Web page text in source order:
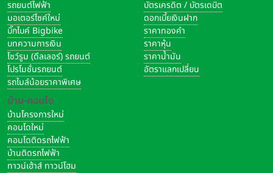
รถยนต์ไฟฟ้า
มอเตอร์ไซค์ใหม่
บิ๊กไบค์ Bigbike
บทความการเงิน
โชว์รูม (ดีลเลอร์) รถยนต์
โปรโมชั่นรถยนต์
รถไมล์น้อยราคาพิเศษ
บ้าน-คอนโด
บ้านโครงการใหม่
คอนโดใหม่
คอนโดติดรถไฟฟ้า
บ้านติดรถไฟฟ้า
ทาวน์เฮ้าส์ ทาวน์โฮม
บัตรเครดิต / บัตรเดบิต
ดอกเบี้ยเงินฝาก
ราคาทองคำ
ราคาหุ้น
ราคาน้ำมัน
อัตราแลกเปลี่ยน